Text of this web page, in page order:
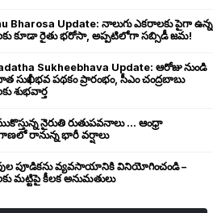
Bharosa Update: నాలుగు ఎకరాలకు పైగా ఉన్న
కూడా రైతు భరోసా, అప్పటిలోగా సబ్సిడీ జమ!
Sukheebhava Update: ఆరోజు నుండి
సుఖీభవ పథకం ప్రారంభం, సీఎం చంద్రబాబు
శుభవార్త
నైరుతి రుతుపవనాలు ... ఆంధ్రా
రానున్న భారీ వర్షాలు
పూడికను వ్యవసాయానికి వినియోగించండి –
మట్టిపై కీలక అనుమతులు